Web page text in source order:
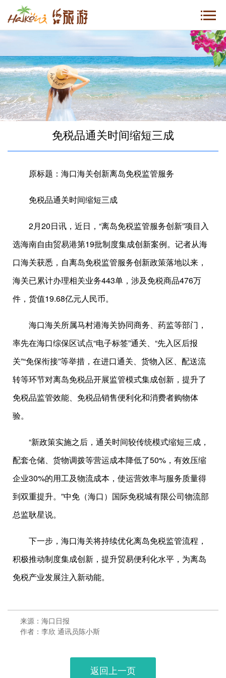
免税品通关时间缩短三成
原标题：海口海关创新离岛免税监管服务
免税品通关时间缩短三成
2月20日讯，近日，“离岛免税监管服务创新”项目入
选海南自由贸易港第19批制度集成创新案例。记者从海
口海关获悉，自离岛免税监管服务创新政策落地以来，
海关已累计办理相关业务443单，涉及免税商品476万
件，货值19.68亿元人民币。
海口海关所属马村港海关协同商务、药监等部门，
率先在海口综保区试点“电子标签”通关、“先入区后报
关”“免保衔接”等举措，在进口通关、货物入区、配送流
转等环节对离岛免税品开展监管模式集成创新，提升了
免税品监管效能、免税品销售便利化和消费者购物体
验。
“新政策实施之后，通关时间较传统模式缩短三成，
配套仓储、货物调拨等营运成本降低了50%，有效压缩
企业30%的用工及物流成本，使运营效率与服务质量得
到双重提升。”中免（海口）国际免税城有限公司物流部
总监耿星说。
下一步，海口海关将持续优化离岛免税监管流程，
积极推动制度集成创新，提升贸易便利化水平，为离岛
免税产业发展注入新动能。
来源：海口日报
作者：李欣 通讯员陈小斯
返回上一页